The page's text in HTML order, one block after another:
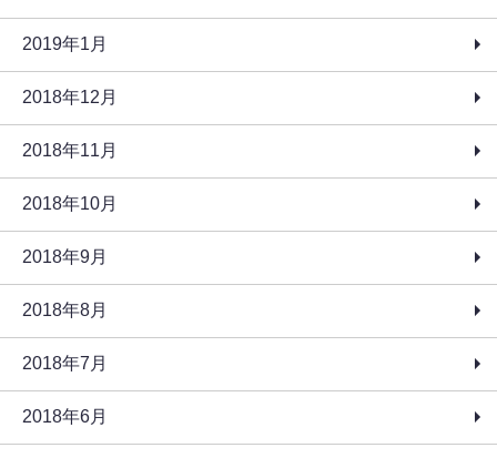
2019年1月
2018年12月
2018年11月
2018年10月
2018年9月
2018年8月
2018年7月
2018年6月